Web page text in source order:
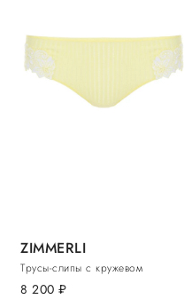
ZIMMERLI
Трусы-слипы с кружевом
8 200 руб.